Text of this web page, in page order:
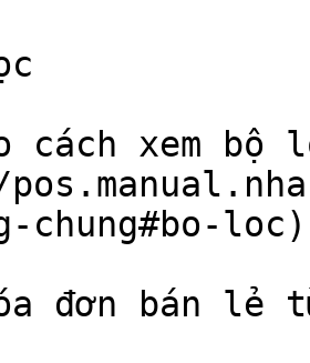
cách xem
chung#bo-loc)
đơn bán lẻ